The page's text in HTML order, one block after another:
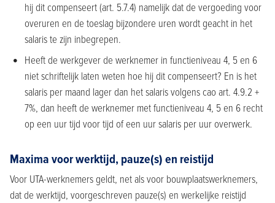
hij dit compenseert (art. 5.7.4) namelijk dat de vergoeding voor
overuren en de toeslag bijzondere uren wordt geacht in het
salaris te zijn inbegrepen.
Heeft de werkgever de werknemer in functieniveau 4, 5 en 6
niet schriftelijk laten weten hoe hij dit compenseert? En is het
salaris per maand lager dan het salaris volgens cao art. 4.9.2 +
7%, dan heeft de werknemer met functieniveau 4, 5 en 6 recht
op een uur tijd voor tijd of een uur salaris per uur overwerk.
Maxima voor werktijd, pauze(s) en reistijd
Voor UTA-werknemers geldt, net als voor bouwplaatswerknemers,
dat de werktijd, voorgeschreven pauze(s) en werkelijke reistijd